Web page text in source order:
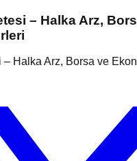
– Halka Arz,
– Halka Arz, Borsa ve